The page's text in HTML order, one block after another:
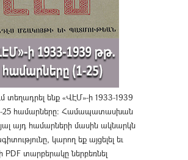
տեղադրել ենք «ՎԷՄ»-ի 1933-1939
25 համարները։ Համապատասխան
այդ համարների մասին ակնարկն
կարող եք այցելել եւ
PDF տարբերակը ներբեռնել